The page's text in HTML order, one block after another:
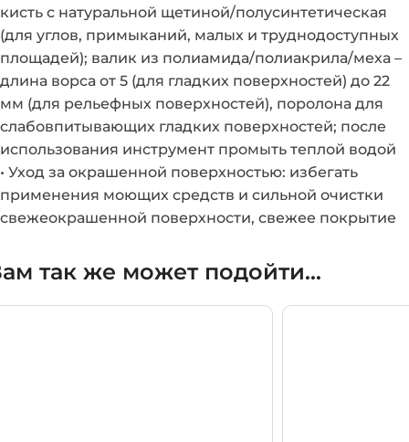
кисть с натуральной щетиной/полусинтетическая
(для углов, примыканий, малых и труднодоступных
площадей); валик из полиамида/полиакрила/меха –
длина ворса от 5 (для гладких поверхностей) до 22
мм (для рельефных поверхностей), поролона для
слабовпитывающих гладких поверхностей; после
использования инструмент промыть теплой водой
• Уход за окрашенной поверхностью: избегать
применения моющих средств и сильной очистки
свежеокрашенной поверхности, свежее покрытие
так же может подойти...